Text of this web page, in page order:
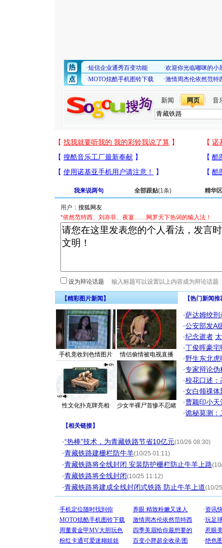
新闻 网页 音
我来说两句 全部跟贴(1条) 精华区
用户：
*依然范特西、刘亦菲、夜宴……网罗天下热词的输入法！
设为辩论话题
【精彩图片新闻】
手机竟收到色情图片 情侣偷情被电视直播
性文化扑克牌亮相 少女半裸尸首惨不忍睹
【热门新闻
·萨达姆绞刑
·公安部发A
·纪念逝者
·丁俊晖豪
·野生东北
·专家辩论伪
·校花口述：
·女白领祼体
·曹颖印小天
·诡秘莫测：
【相关链接】
·“热棒”技术，为青藏铁路节省10亿元(10/26 08:30)
·青藏铁路建栅栏防牛羊(10/25 01:11)
·青藏铁路将全线封闭 安装防护栅栏防止牛羊上路
·青藏铁路将全线封闭(10/25 11:12)
·青藏铁路将建成全线封闭式铁路 防止牛羊上道(10/
[圣诞节]
你太多
[圣诞节]